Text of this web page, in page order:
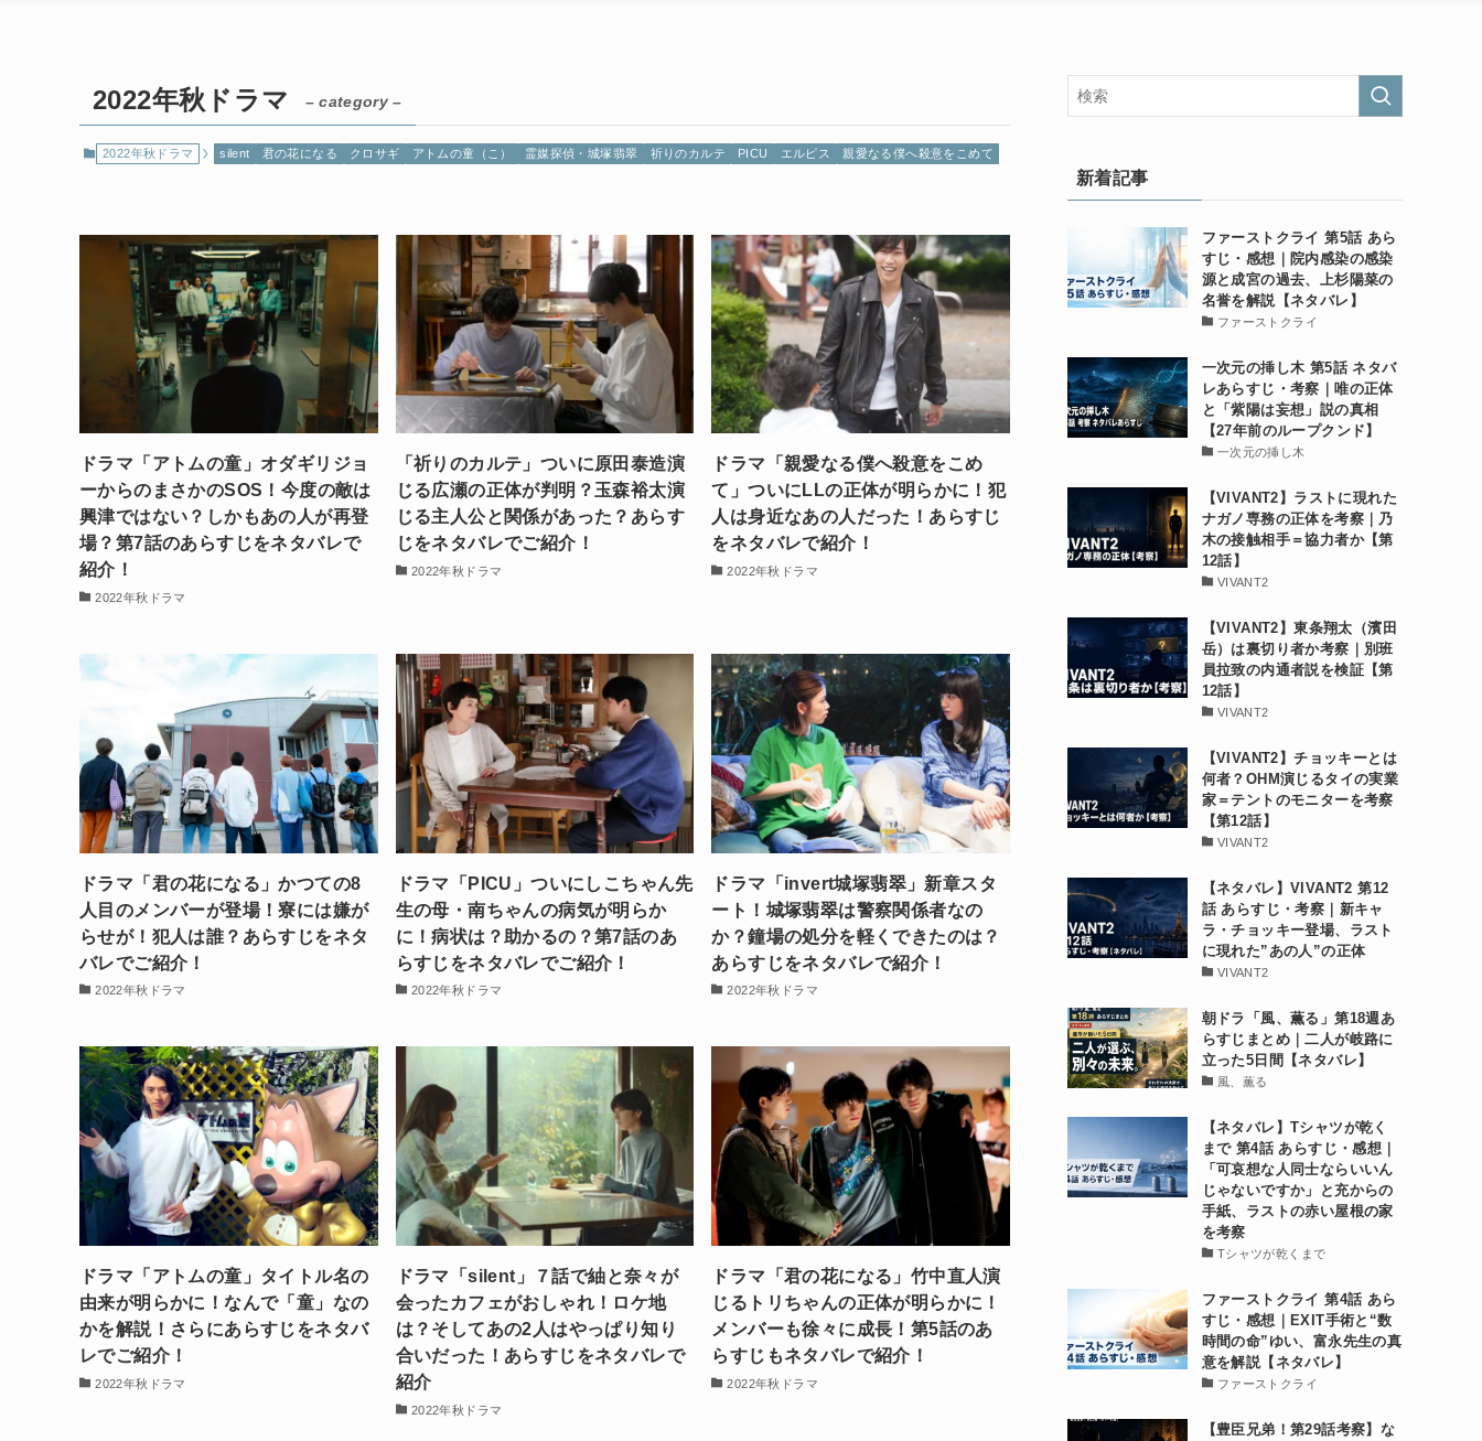
2022年秋ドラマ – category –
2022年秋ドラマ silent 君の花になる クロサギ アトムの童（こ） 霊媒探偵・城塚翡翠 祈りのカルテ PICU エルピス 親愛なる僕へ殺意をこめて
ドラマ「アトムの童」オダギリジョ
ーからのまさかのSOS！今度の敵は
興津ではない？しかもあの人が再登
場？第7話のあらすじをネタバレで
紹介！
2022年秋ドラマ
「祈りのカルテ」ついに原田泰造演
じる広瀬の正体が判明？玉森裕太演
じる主人公と関係があった？あらす
じをネタバレでご紹介！
2022年秋ドラマ
ドラマ「親愛なる僕へ殺意をこめ
て」ついにLLの正体が明らかに！犯
人は身近なあの人だった！あらすじ
をネタバレで紹介！
2022年秋ドラマ
ドラマ「君の花になる」かつての8
人目のメンバーが登場！寮には嫌が
らせが！犯人は誰？あらすじをネタ
バレでご紹介！
2022年秋ドラマ
ドラマ「PICU」ついにしこちゃん先
生の母・南ちゃんの病気が明らか
に！病状は？助かるの？第7話のあ
らすじをネタバレでご紹介！
2022年秋ドラマ
ドラマ「invert城塚翡翠」新章スタ
ート！城塚翡翠は警察関係者なの
か？鐘場の処分を軽くできたのは？
あらすじをネタバレで紹介！
2022年秋ドラマ
ドラマ「アトムの童」タイトル名の
由来が明らかに！なんで「童」なの
かを解説！さらにあらすじをネタバ
レでご紹介！
2022年秋ドラマ
ドラマ「silent」７話で紬と奈々が
会ったカフェがおしゃれ！ロケ地
は？そしてあの2人はやっぱり知り
合いだった！あらすじをネタバレで
紹介
2022年秋ドラマ
ドラマ「君の花になる」竹中直人演
じるトリちゃんの正体が明らかに！
メンバーも徐々に成長！第5話のあ
らすじもネタバレで紹介！
2022年秋ドラマ
新着記事
ファーストクライ 第5話 あら
すじ・感想｜院内感染の感染
源と成宮の過去、上杉陽菜の
名誉を解説【ネタバレ】
ファーストクライ
一次元の挿し木 第5話 ネタバ
レあらすじ・考察｜唯の正体
と「紫陽は妄想」説の真相
【27年前のループクンド】
一次元の挿し木
【VIVANT2】ラストに現れた
ナガノ専務の正体を考察｜乃
木の接触相手＝協力者か【第
12話】
VIVANT2
【VIVANT2】東条翔太（濱田
岳）は裏切り者か考察｜別班
員拉致の内通者説を検証【第
12話】
VIVANT2
【VIVANT2】チョッキーとは
何者？OHM演じるタイの実業
家＝テントのモニターを考察
【第12話】
VIVANT2
【ネタバレ】VIVANT2 第12
話 あらすじ・考察｜新キャ
ラ・チョッキー登場、ラスト
に現れた”あの人”の正体
VIVANT2
朝ドラ「風、薫る」第18週あ
らすじまとめ｜二人が岐路に
立った5日間【ネタバレ】
風、薫る
【ネタバレ】Tシャツが乾く
まで 第4話 あらすじ・感想｜
「可哀想な人同士ならいいん
じゃないですか」と充からの
手紙、ラストの赤い屋根の家
を考察
Tシャツが乾くまで
ファーストクライ 第4話 あら
すじ・感想｜EXIT手術と“数
時間の命”ゆい、富永先生の真
意を解説【ネタバレ】
ファーストクライ
【豊臣兄弟！第29話考察】な